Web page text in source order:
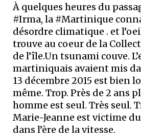
À quelques heures du
#Irma, la #Martinique
désordre climatique . et
trouve au coeur de la
de l’île.Un tsunami couve.
martiniquais avaient mis
13 décembre 2015 est bien
même. Trop. Près de 2 ans
homme est seul. Très seul.
Marie-Jeanne est victime
dans l’ère de la vitesse.